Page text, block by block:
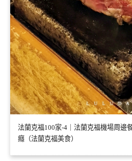
法蘭克福100家-4｜法蘭克福機場周邊
癮（法蘭克福美食）